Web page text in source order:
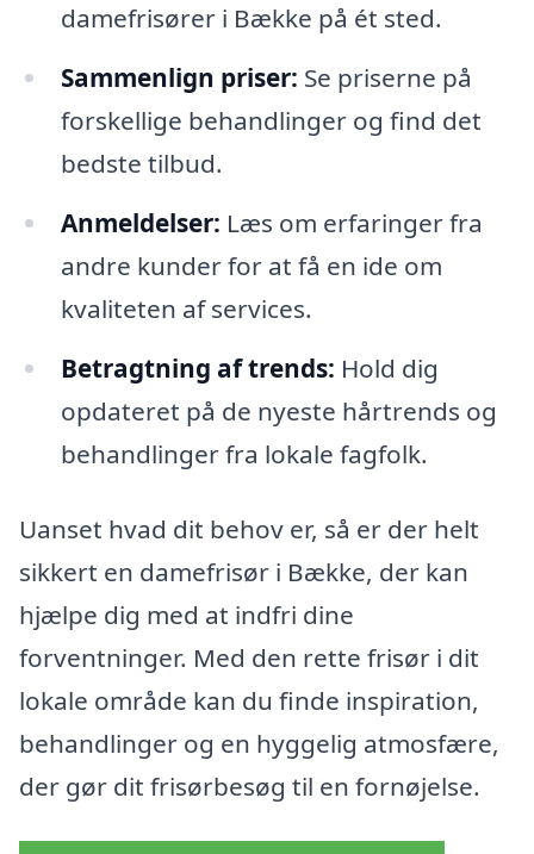
damefrisører i Bække på ét sted.
Sammenlign priser: Se priserne på
forskellige behandlinger og find det
bedste tilbud.
Anmeldelser: Læs om erfaringer fra
andre kunder for at få en ide om
kvaliteten af services.
Betragtning af trends: Hold dig
opdateret på de nyeste hårtrends og
behandlinger fra lokale fagfolk.
Uanset hvad dit behov er, så er der helt
sikkert en damefrisør i Bække, der kan
hjælpe dig med at indfri dine
forventninger. Med den rette frisør i dit
lokale område kan du finde inspiration,
behandlinger og en hyggelig atmosfære,
der gør dit frisørbesøg til en fornøjelse.